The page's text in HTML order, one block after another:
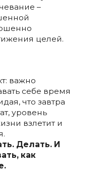
–
целей.
важно
себе время
что завтра
уровень
взлетит и
Делать. И
как